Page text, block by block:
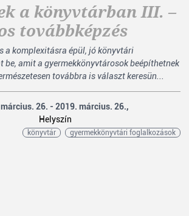
a könyvtárban III. –
továbbképzés
a komplexitásra épül, jó könyvtári
amit a gyermekkönyvtárosok beépíthetnek
továbbra is választ keresün...
26. - 2019. március. 26.,
Helyszín
könyvtár gyermekkönyvtári foglalkozások